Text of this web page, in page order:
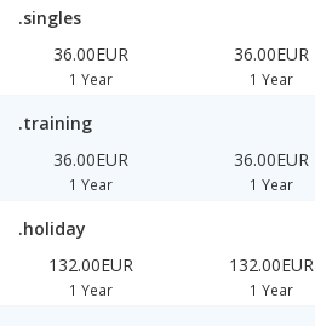
.singles
36.00EUR
1 Year
36.00EUR
1 Year
.training
36.00EUR
1 Year
36.00EUR
1 Year
.holiday
132.00EUR
1 Year
132.00EUR
1 Year